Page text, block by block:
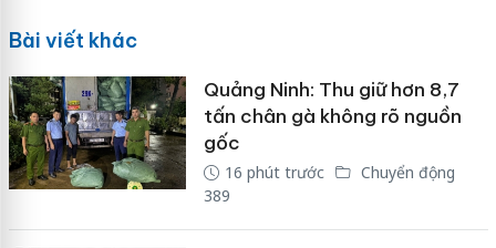
Bài viết khác
Quảng Ninh: Thu giữ hơn 8,7
tấn chân gà không rõ nguồn
gốc
16 phút trước
Chuyển động
389